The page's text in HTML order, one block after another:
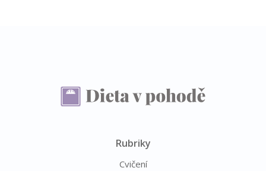
Rubriky
Cvičení